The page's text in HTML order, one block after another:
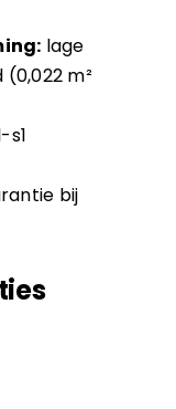
lage
m²
s1
bij